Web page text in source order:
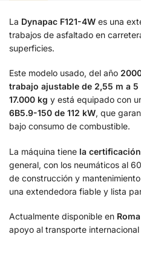
La Dynapac F121-4W es una
trabajos de asfaltado en
superficies.
Este modelo usado, del año
trabajo ajustable de 2,55 m a 5
17.000 kg y está equipado con
6B5.9-150 de 112 kW, que
bajo consumo de combustible.
La máquina tiene la certificación
general, con los neumáticos al
de construcción y
una extendedora fiable y lista
Actualmente disponible en Roma
apoyo al transporte